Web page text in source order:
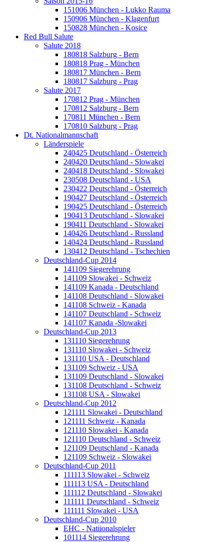
151006 München - Lukko Rauma
150906 München - Klagenfurt
150828 München - Kosice
Red Bull Salute
Salute 2018
180818 Salzburg - Bern
180818 Prag - München
180817 München - Bern
180817 Salzburg - Prag
Salute 2017
170812 Prag - München
170812 Salzburg - Bern
170811 München - Bern
170810 Salzburg - Prag
Dt. Nationalmannschaft
Länderspiele
240425 Deutschland - Österreich
240420 Deutschland - Slowakei
240418 Deutschland - Slowakei
230508 Deutschland - USA
230422 Deutschland - Österreich
190427 Deutschland - Österreich
190425 Deutschland - Österreich
190413 Deutschland - Slowakei
190411 Deutschland - Slowakei
140426 Deutschland - Russland
140424 Deutschland - Russland
130412 Deutschland - Tschechien
Deutschland-Cup 2014
141109 Siegerehrung
141109 Slowakei - Schweiz
141109 Kanada - Deutschland
141108 Deutschland - Slowakei
141108 Schweiz - Kanada
141107 Deutschland - Schweiz
141107 Kanada -Slowakei
Deutschland-Cup 2013
131110 Siegerehrung
131110 Slowakei - Schweiz
131110 USA - Deutschland
131109 Schweiz - USA
131109 Deutschland - Slowakei
131108 Deutschland - Schweiz
131108 USA - Slowakei
Deutschland-Cup 2012
121111 Slowakei - Deutschland
121111 Schweiz - Kanada
121110 Slowakei - Kanada
121110 Deutschland - Schweiz
121109 Deutschland - Kanada
121109 Schweiz - Slowakei
Deutschland-Cup 2011
111113 Slowakei - Schweiz
111113 USA - Deutschland
111112 Deutschland - Slowakei
111111 Deutschland - Schweiz
111111 Slowakei - USA
Deutschland-Cup 2010
EHC - Natiionalspieler
101114 Siegerehrung